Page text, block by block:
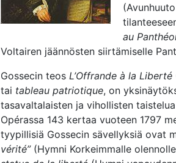
au
Voltairen jäännösten siirtämiselle
Gossecin teos L’Offrande à la Liberté
tai tableau patriotique, on
tasavaltalaisten ja vihollisten
Opérassa 143 kertaa vuoteen 1797
tyypillisiä Gossecin sävellyksiä ovat
vérité”(Hymni Korkeimmalle